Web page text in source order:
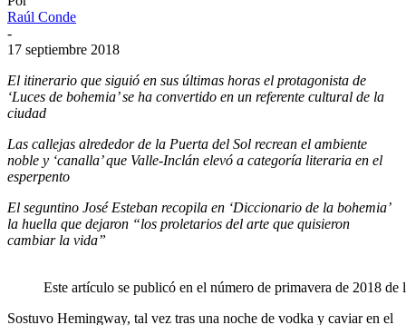
Raúl Conde
-
17 septiembre 2018
El itinerario que siguió en sus últimas horas el protagonista de
‘Luces de bohemia’ se ha convertido en un referente cultural de la
ciudad
Las callejas alrededor de la Puerta del Sol recrean el ambiente
noble y ‘canalla’ que Valle-Inclán elevó a categoría literaria en el
esperpento
El seguntino José Esteban recopila en ‘Diccionario de la bohemia’
la huella que dejaron “los proletarios del arte que quisieron
cambiar la vida”
Este artículo se publicó en el número de primavera de 2018
Sostuvo Hemingway, tal vez tras una noche de vodka y caviar en el